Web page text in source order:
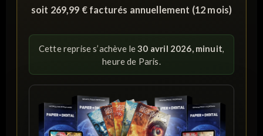
soit 269,99 € facturés annuellement (12 mois)
Cette reprise s’achève le30 avril 2026, minuit
heure de Paris.